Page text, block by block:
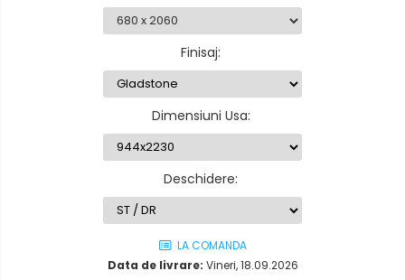
Finisaj:
Dimensiuni Usa:
Deschidere:
LA COMANDA
Data de livrare: Vineri, 18.09.2026